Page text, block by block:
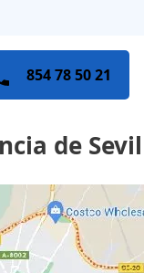
854 78 50 21
de